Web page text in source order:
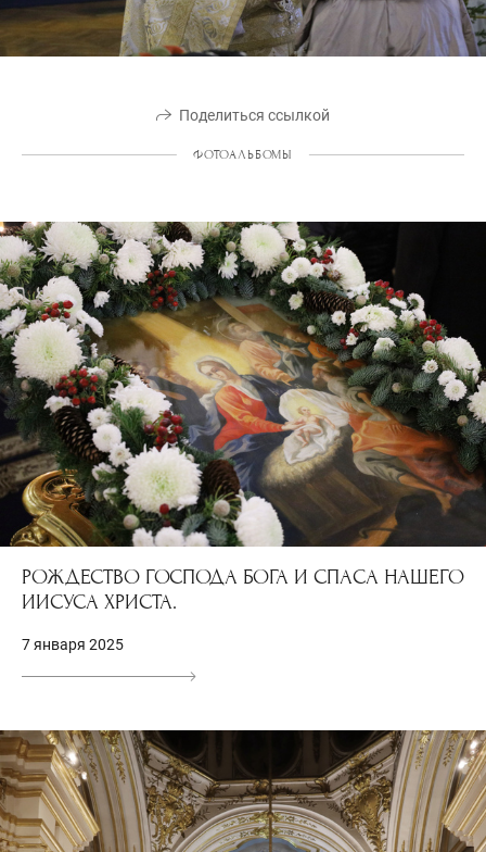
Поделиться ссылкой
ФОТОАЛЬБОМЫ
РОЖДЕСТВО ГОСПОДА БОГА И СПАСА НАШЕГО
ИИСУСА ХРИСТА.
7 января 2025